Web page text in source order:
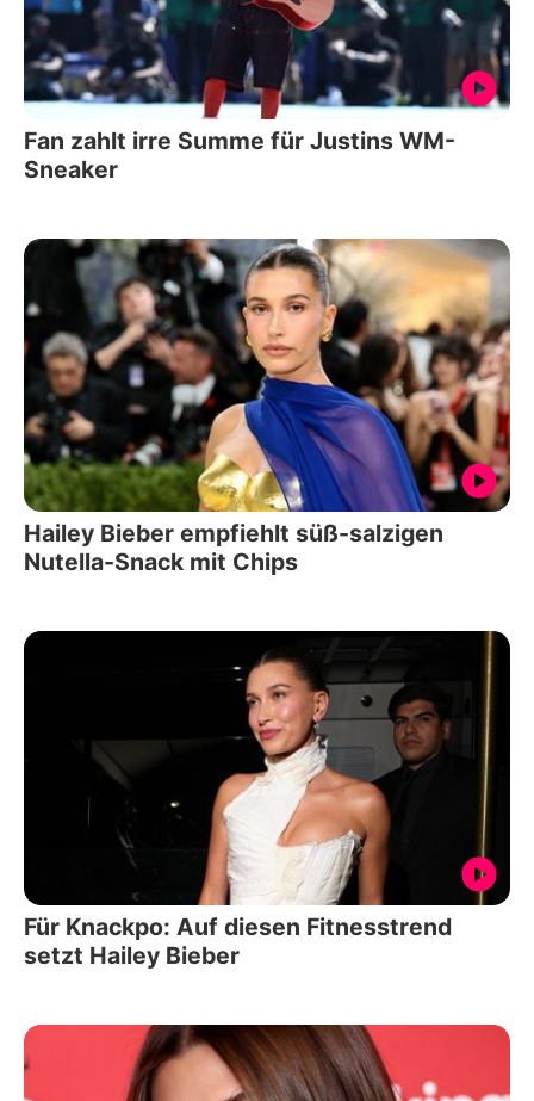
Fan zahlt irre Summe für Justins WM-
Sneaker
Hailey Bieber empfiehlt süß-salzigen
Nutella-Snack mit Chips
Für Knackpo: Auf diesen Fitnesstrend
setzt Hailey Bieber